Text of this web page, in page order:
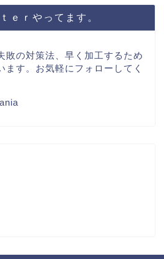
ｅｒやってます。
敗の対策法、早く加工するため
ます。お気軽にフォローしてく